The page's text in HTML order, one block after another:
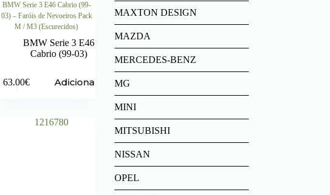
BMW Serie 3 E46 Cabrio (99-
03) – Faróis de Nevoeiros Pack
M / M3 (Escurecidos)
BMW Serie 3 E46
Cabrio (99-03)
63.00€ Adicionar
MAXTON DESIGN
MAZDA
MERCEDES-BENZ
MG
MINI
MITSUBISHI
NISSAN
OPEL